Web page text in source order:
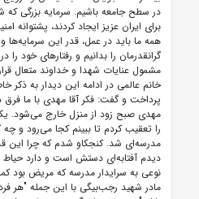
در سطح جامعه باشیم. سرمایه بزرگی
برای ایران عزیز ایجاد کردند، پشتوانه
همه ما باید در عمل، قدر این
گرانقدرمان را بدانیم و رفتارهای خود را
مشمول عنایات شهدا و خداوند متعال
خانم عالمی در ادامه این دیدار به ذکر
پرداخت و گفت: فکر آقا مهدی با ما
مهدی صبح زود از منزل خارج می‌شود.
را تعقیب کردم تا ببینم کجا می‌رود و
مدرسه‌ای شد. کنجکاو شدم که چرا این
دیدم آفتابه‌ای دستش است و دارد حیاط
نوعی به سرایدار مدرسه که مریض بود
مادر شهید رجب‌بیگی با این جمله "هر